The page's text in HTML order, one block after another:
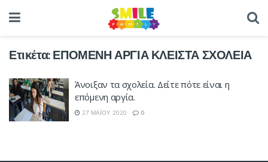
Ετικέτα:ΕΠΟΜΕΝΗ ΑΡΓΙΑ ΚΛΕΙΣΤΑ ΣΧΟΛΕΙΑ
Άνοιξαν τα σχολεία. Δείτε πότε είναι η
επόμενη αργία.
27 ΜΑΪ́ΟΥ 2020 0